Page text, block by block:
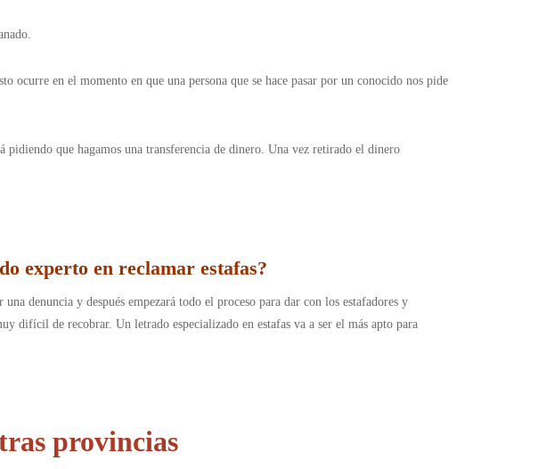
ocurre en el momento en que una persona que se hace pasar por un conocido nos pide
pidiendo que hagamos una transferencia de dinero. Una vez retirado el dinero
experto en reclamar estafas?
denuncia y después empezará todo el proceso para dar con los estafadores y
difícil de recobrar. Un letrado especializado en estafas va a ser el más apto para
provincias